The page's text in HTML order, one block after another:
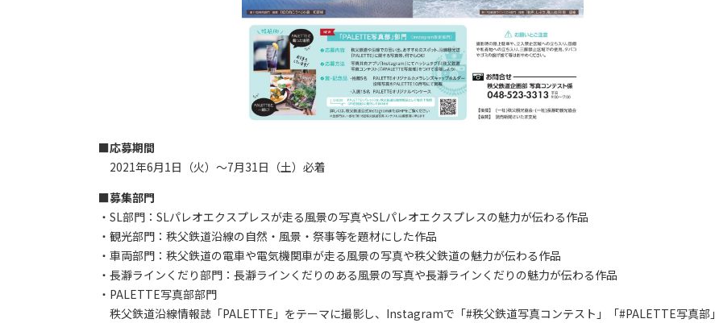
■応募期間
2021年6月1日（火）～7月31日（土）必着
■募集部門
・SL部門：SLパレオエクスプレスが走る風景の写真やSLパレオエクスプレスの魅力が伝わる作品
・観光部門：秩父鉄道沿線の自然・風景・祭事等を題材にした作品
・車両部門：秩父鉄道の電車や電気機関車が走る風景の写真や秩父鉄道の魅力が伝わる作品
・長瀞ラインくだり部門：長瀞ラインくだりのある風景の写真や長瀞ラインくだりの魅力が伝わる作品
・PALETTE写真部部門
秩父鉄道沿線情報誌「PALETTE」をテーマに撮影し、Instagramで「#秩父鉄道写真コンテスト」「#PALETTE写真部」